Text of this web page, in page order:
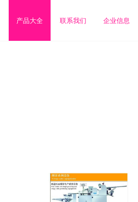
产品大全 联系我们 企业信息